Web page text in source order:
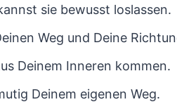
sie bewusst loslassen.
Weg und Deine
Deinem Inneren kommen.
Deinem eigenen Weg.